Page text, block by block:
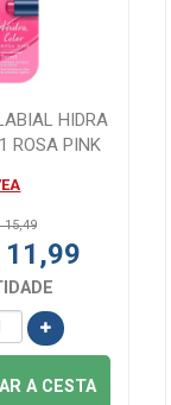
HIDRA
ROSA PINK
15,49
11,99
A CESTA